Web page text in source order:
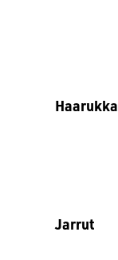
Haarukka
Jarrut